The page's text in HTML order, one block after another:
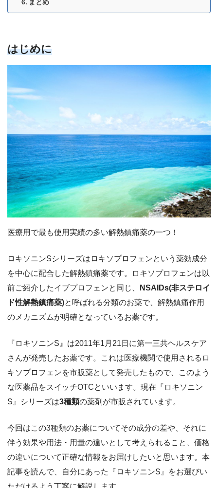
まとめ
はじめに
医療用で最も使用実績の多い解熱鎮痛薬の一つ！
ロキソニンSシリーズはロキソプロフェンという薬効成分
を中心に配合した解熱鎮痛薬です。ロキソプロフェンは以
前ご紹介したイブプロフェンと同じ、
NSAIDs(非ステロイ
ド性解熱鎮痛薬)と呼ばれる分類のお薬で、解熱鎮痛作用
のメカニズムが明確となっているお薬です。
『ロキソニンS』は2011年1月21日に第一三共ヘルスケア
さんが発売したお薬です。これは医療機関で使用されるロ
キソプロフェンを市販薬として発売したもので、このよう
な医薬品をスイッチOTCといいます。現在『ロキソニン
S』シリーズは3種類の薬剤が市販されています。
今回はこの3種類のお薬についてその成分の差や、それに
伴う効果や用法・用量の違いとして考えられること、価格
の違いについて正確な情報をお届けしたいと思います。本
記事を読んで、自分にあった『ロキソニンS』をお選びい